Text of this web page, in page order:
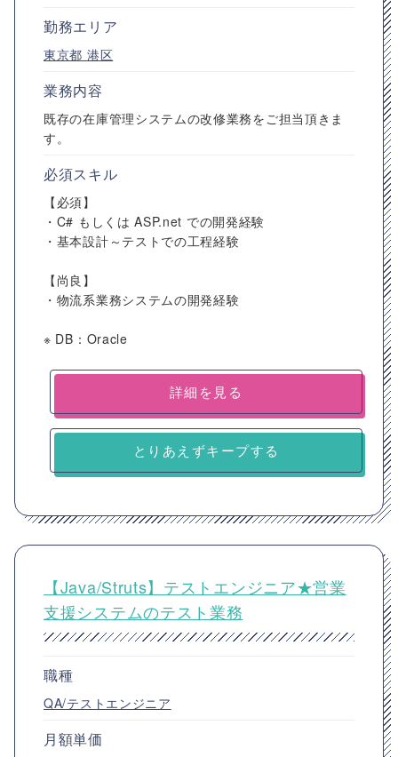
勤務エリア
東京都 港区
業務内容
既存の在庫管理システムの改修業務をご担当頂きま
す。
必須スキル
【必須】
・C# もしくは ASP.net での開発経験
・基本設計～テストでの工程経験
【尚良】
・物流系業務システムの開発経験
※ DB：Oracle
詳細を見る
とりあえずキープする
【Java/Struts】テストエンジニア★営業
支援システムのテスト業務
職種
QA/テストエンジニア
月額単価